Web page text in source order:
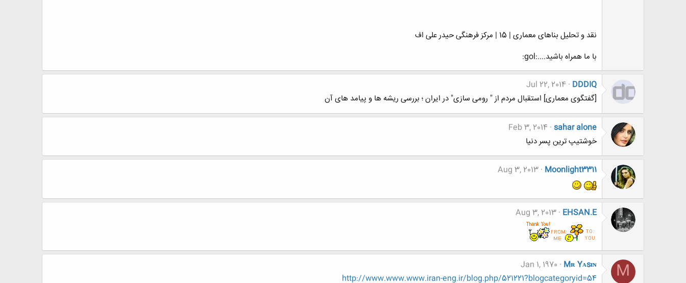
نقد و تحلیل بناهای معماری | 15 | مرکز فرهنگی حیدر علی اف
با ما همراه باشید....:gol:
DDDIQ
Jul 22, 2014
[گفتگوی معماری] استقبال مردم از " رومی سازی" در ایران ؛ بررسی ریشه ها و پیامد های آن
sahar alone
Feb 3, 2014
خوشتیپ ترین پسر دنیا
Moonlight3311
Aug 3, 2013
EHSAN.E
Aug 3, 2013
M
Mʀ Yᴀsɪɴ
Jan 1, 1970
http://www.www.www.iran-eng.ir/blog.php/521221?blogcategoryid=54